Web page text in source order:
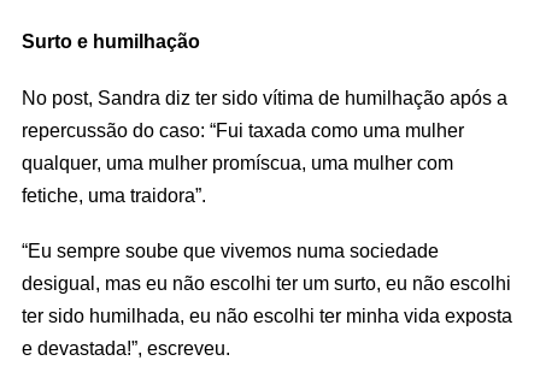
Surto e humilhação
No post, Sandra diz ter sido vítima de humilhação após a
repercussão do caso: “Fui taxada como uma mulher
qualquer, uma mulher promíscua, uma mulher com
fetiche, uma traidora”.
“Eu sempre soube que vivemos numa sociedade
desigual, mas eu não escolhi ter um surto, eu não escolhi
ter sido humilhada, eu não escolhi ter minha vida exposta
e devastada!”, escreveu.